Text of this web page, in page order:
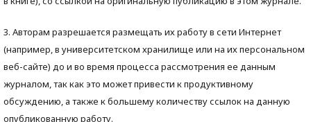
3. Авторам разрешается размещать их работу в сети Интернет
(например, в университетском хранилище или на их персональном
веб-сайте) до и во время процесса рассмотрения ее данным
журналом, так как это может привести к продуктивному
обсуждению, а также к большему количеству ссылок на данную
опубликованную работу.